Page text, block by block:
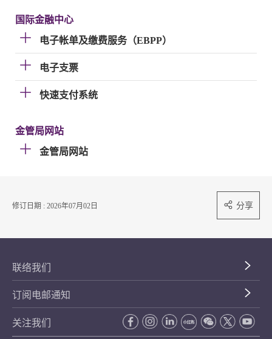
国际金融中心
电子帐单及缴费服务（EBPP）
电子支票
快速支付系统
金管局网站
金管局网站
修订日期 : 2026年07月02日 分享
联络我们
订阅电邮通知
关注我们